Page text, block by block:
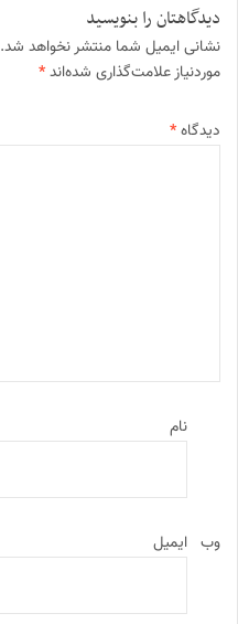
دیدگاهتان را بنویسید
نشانی ایمیل شما منتشر نخواهد شد.
موردنیاز علامت‌گذاری شده‌اند*
دیدگاه*
نام
ایمیل وب‌